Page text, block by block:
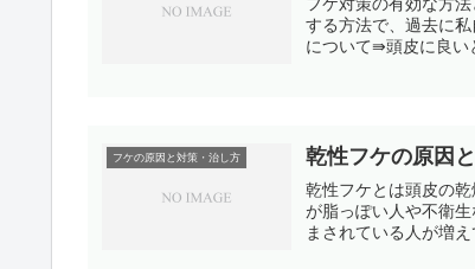
する方法で、過去に
について⇛頭皮に良い
フケの原因と対策・治し方 乾性フケの原因
乾性フケとは頭皮の
が脂っぽい人や不衛
まされている人が増